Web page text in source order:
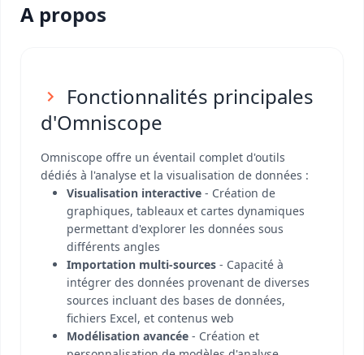
A propos
Fonctionnalités principales
d'Omniscope
Omniscope offre un éventail complet d'outils
dédiés à l'analyse et la visualisation de données :
Visualisation interactive - Création de
graphiques, tableaux et cartes dynamiques
permettant d'explorer les données sous
différents angles
Importation multi-sources - Capacité à
intégrer des données provenant de diverses
sources incluant des bases de données,
fichiers Excel, et contenus web
Modélisation avancée - Création et